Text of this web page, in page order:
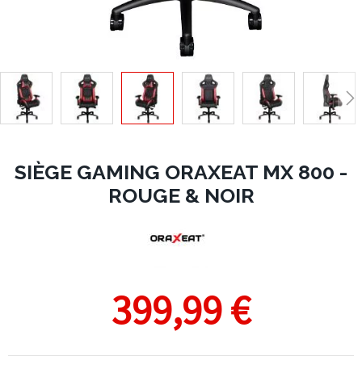
SIÈGE GAMING ORAXEAT MX 800 -
ROUGE & NOIR
399,99 €